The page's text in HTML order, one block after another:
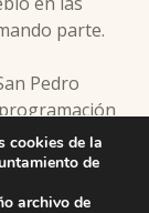
parte.
Pedro
arraigo
cookies de la
de
archivo de